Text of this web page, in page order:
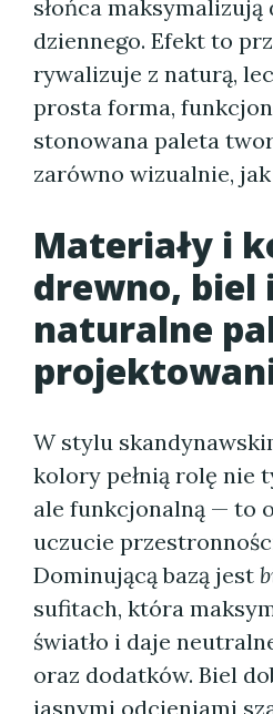
słońca maksymalizują
dziennego. Efekt to
rywalizuje z naturą,
prosta forma,
stonowana paleta
zarówno wizualnie,
Materiały i
drewno, biel
naturalne
W stylu
kolory pełnią rolę nie
ale funkcjonalną — to
uczucie
Dominującą bazą jest
sufitach, która
światło i daje
oraz dodatków. Biel
jasnymi odcieniami